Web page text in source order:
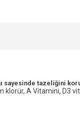
sayesinde tazeliğini
klorür, A Vitamini, D3